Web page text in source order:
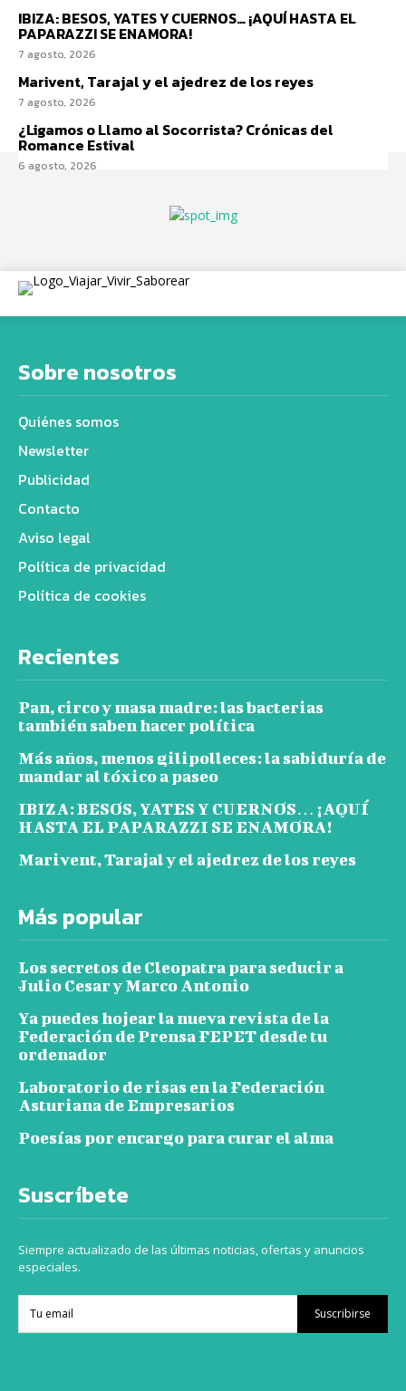
IBIZA: BESOS, YATES Y CUERNOS… ¡AQUÍ HASTA EL
PAPARAZZI SE ENAMORA!
7 agosto, 2026
Marivent, Tarajal y el ajedrez de los reyes
7 agosto, 2026
¿Ligamos o Llamo al Socorrista? Crónicas del
Romance Estival
6 agosto, 2026
Sobre nosotros
Quiénes somos
Newsletter
Publicidad
Contacto
Aviso legal
Política de privacidad
Política de cookies
Recientes
Pan, circo y masa madre: las bacterias
también saben hacer política
Más años, menos gilipolleces: la sabiduría de
mandar al tóxico a paseo
IBIZA: BESOS, YATES Y CUERNOS… ¡AQUÍ
HASTA EL PAPARAZZI SE ENAMORA!
Marivent, Tarajal y el ajedrez de los reyes
Más popular
Los secretos de Cleopatra para seducir a
Julio Cesar y Marco Antonio
Ya puedes hojear la nueva revista de la
Federación de Prensa FEPET desde tu
ordenador
Laboratorio de risas en la Federación
Asturiana de Empresarios
Poesías por encargo para curar el alma
Suscríbete
Siempre actualizado de las últimas noticias, ofertas y anuncios
especiales.
Suscribirse